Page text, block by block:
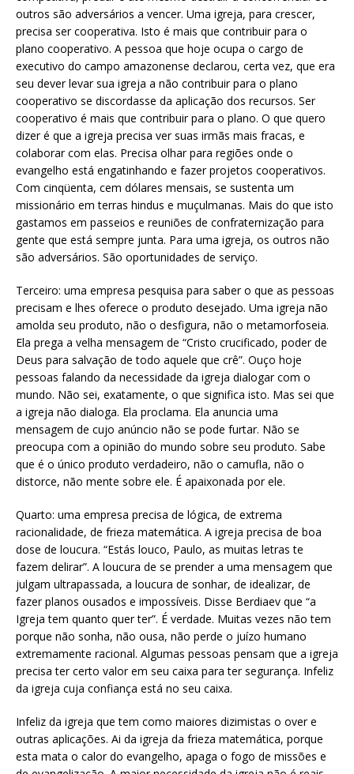
outros são adversários a vencer. Uma igreja, para crescer,
precisa ser cooperativa. Isto é mais que contribuir para o
plano cooperativo. A pessoa que hoje ocupa o cargo de
executivo do campo amazonense declarou, certa vez, que era
seu dever levar sua igreja a não contribuir para o plano
cooperativo se discordasse da aplicação dos recursos. Ser
cooperativo é mais que contribuir para o plano. O que quero
dizer é que a igreja precisa ver suas irmãs mais fracas, e
colaborar com elas. Precisa olhar para regiões onde o
evangelho está engatinhando e fazer projetos cooperativos.
Com cinqüenta, cem dólares mensais, se sustenta um
missionário em terras hindus e muçulmanas. Mais do que isto
gastamos em passeios e reuniões de confraternização para
gente que está sempre junta. Para uma igreja, os outros não
são adversários. São oportunidades de serviço.
Terceiro: uma empresa pesquisa para saber o que as pessoas
precisam e lhes oferece o produto desejado. Uma igreja não
amolda seu produto, não o desfigura, não o metamorfoseia.
Ela prega a velha mensagem de “Cristo crucificado, poder de
Deus para salvação de todo aquele que crê”. Ouço hoje
pessoas falando da necessidade da igreja dialogar com o
mundo. Não sei, exatamente, o que significa isto. Mas sei que
a igreja não dialoga. Ela proclama. Ela anuncia uma
mensagem de cujo anúncio não se pode furtar. Não se
preocupa com a opinião do mundo sobre seu produto. Sabe
que é o único produto verdadeiro, não o camufla, não o
distorce, não mente sobre ele. É apaixonada por ele.
Quarto: uma empresa precisa de lógica, de extrema
racionalidade, de frieza matemática. A igreja precisa de boa
dose de loucura. “Estás louco, Paulo, as muitas letras te
fazem delirar”. A loucura de se prender a uma mensagem que
julgam ultrapassada, a loucura de sonhar, de idealizar, de
fazer planos ousados e impossíveis. Disse Berdiaev que “a
Igreja tem quanto quer ter”. É verdade. Muitas vezes não tem
porque não sonha, não ousa, não perde o juízo humano
extremamente racional. Algumas pessoas pensam que a igreja
precisa ter certo valor em seu caixa para ter segurança. Infeliz
da igreja cuja confiança está no seu caixa.
Infeliz da igreja que tem como maiores dizimistas o over e
outras aplicações. Ai da igreja da frieza matemática, porque
esta mata o calor do evangelho, apaga o fogo de missões e